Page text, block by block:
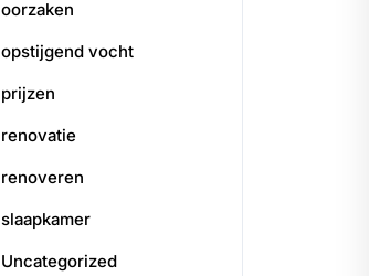
oorzaken
opstijgend vocht
prijzen
renovatie
renoveren
slaapkamer
Uncategorized